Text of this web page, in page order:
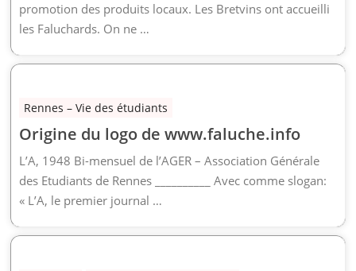
promotion des produits locaux. Les Bretvins ont accueilli
les Faluchards. On ne …
Rennes – Vie des étudiants
Origine du logo de www.faluche.info
L’A, 1948 Bi-mensuel de l’AGER – Association Générale
des Etudiants de Rennes __________ Avec comme slogan:
« L’A, le premier journal …